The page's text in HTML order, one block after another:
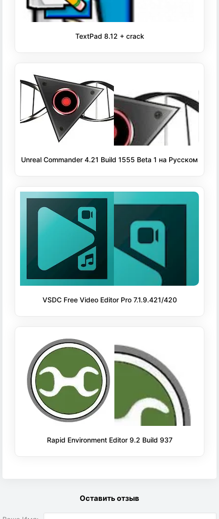
TextPad 8.12 + crack
Unreal Commander 4.21 Build 1555 Beta 1 на Русском
VSDC Free Video Editor Pro 7.1.9.421/420
Rapid Environment Editor 9.2 Build 937
Оставить отзыв